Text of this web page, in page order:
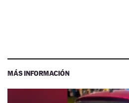
MÁS INFORMACIÓN